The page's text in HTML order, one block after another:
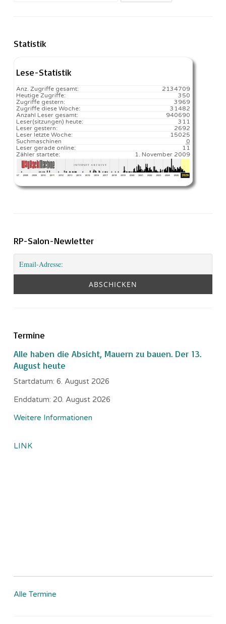
Statistik
Lese-Statistik
2134709
Anz. Zugriffe gesamt:
350
Heutige Zugriffe:
3969
Zugriffe gestern:
31482
Zugriffe diese Woche:
940690
Anzahl Leser gesamt:
311️
Leser(sitzungen) heute:
2692
Leser gestern:
15025️
Leser letzte Woche:
0
Suchmaschinen
11
Leser gerade online:
1. November 2009
Zähler startete:
RP-Salon-Newletter
Termine
Alle haben die Absicht, Mauern zu bauen. Der 13.
August heute
Startdatum: 6. August 2026
Enddatum: 20. August 2026
Weitere Informationen
LINK
Alle Termine